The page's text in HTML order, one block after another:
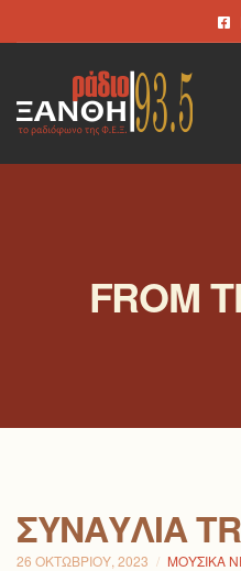
FROM
ΣΥΝΑΥΛΊΑ
26 ΟΚΤΩΒΡΊΟΥ, 2023 ΜΟΥΣΙΚΆ